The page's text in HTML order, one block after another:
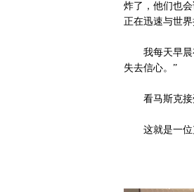
炸了，他们也
正在迅速与世
我每天早晨有
失去信心。”
看马斯克接受
这就是一位充